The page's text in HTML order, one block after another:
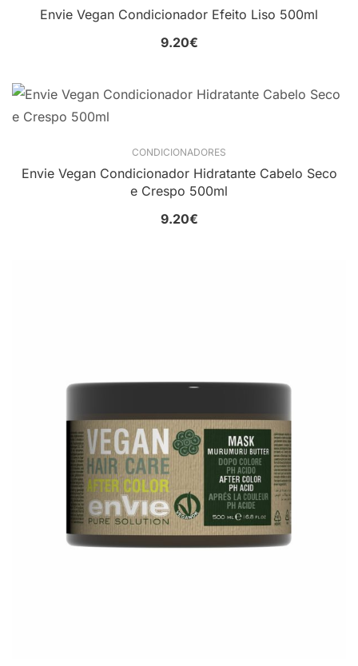
Envie Vegan Condicionador Efeito Liso 500ml
9.20€
CONDICIONADORES
Envie Vegan Condicionador Hidratante Cabelo Seco
e Crespo 500ml
9.20€